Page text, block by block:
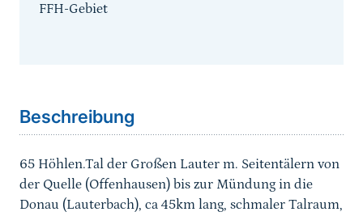
FFH-Gebiet
Beschreibung
65 Höhlen.Tal der Großen Lauter m. Seitentälern von
der Quelle (Offenhausen) bis zur Mündung in die
Donau (Lauterbach), ca 45km lang, schmaler Talraum,